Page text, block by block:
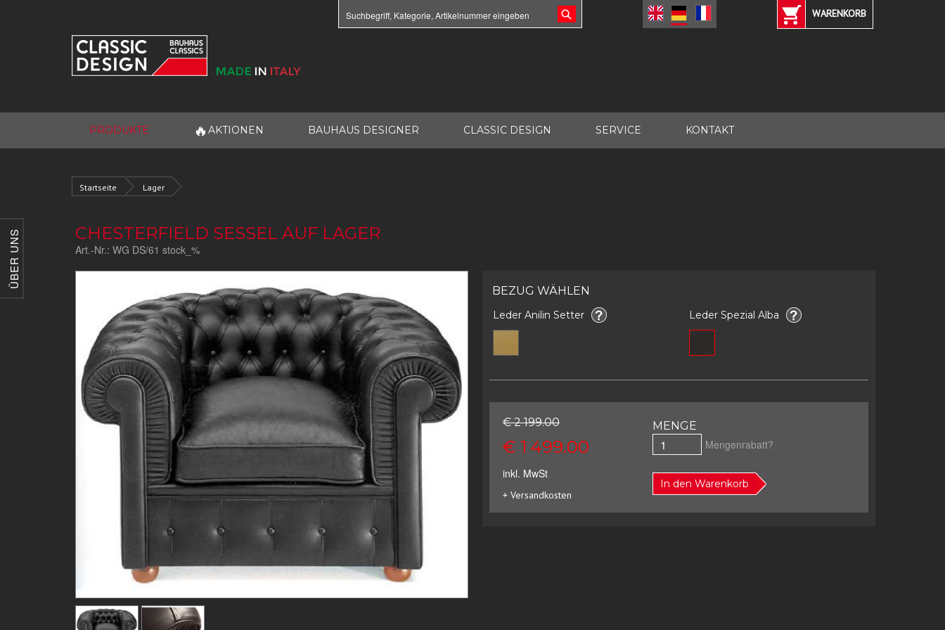
ÜBER UNS
WARENKORB
PRODUKTE 🔥 AKTIONEN BAUHAUS DESIGNER CLASSIC DESIGN SERVICE KONTAKT
Startseite Lager
CHESTERFIELD SESSEL AUF LAGER
Art.-Nr.: WG DS/61 stock_%
BEZUG WÄHLEN
Leder Anilin Setter Leder Spezial Alba
€ 2 199.00
€ 1 499.00
inkl. MwSt
+ Versandkosten
MENGE
Mengenrabatt?
In den Warenkorb